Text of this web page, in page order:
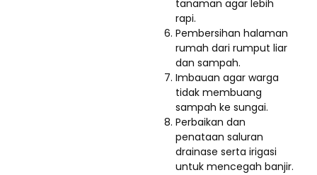
tanaman agar lebih
rapi.
Pembersihan halaman
rumah dari rumput liar
dan sampah.
Imbauan agar warga
tidak membuang
sampah ke sungai.
Perbaikan dan
penataan saluran
drainase serta irigasi
untuk mencegah banjir.